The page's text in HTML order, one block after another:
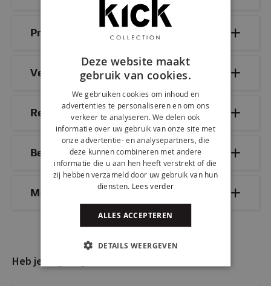
Productdetails
Veelgestelde vragen
Reviews
Bezorg- & retourinformatie
Mix & Match
Heb je nog vragen?
Deze website maakt
gebruik van cookies.
We gebruiken cookies om inhoud en
advertenties te personaliseren en om ons
verkeer te analyseren. We delen ook
informatie over uw gebruik van onze site met
onze advertentie- en analysepartners, die
deze kunnen combineren met andere
informatie die u aan hen heeft verstrekt of die
zij hebben verzameld door uw gebruik van hun
diensten. Lees verder
ALLES ACCEPTEREN
DETAILS WEERGEVEN